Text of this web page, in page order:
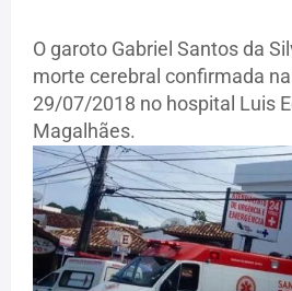
O garoto Gabriel Santos da
morte cerebral confirmada
29/07/2018 no hospital Luis
Magalhães.